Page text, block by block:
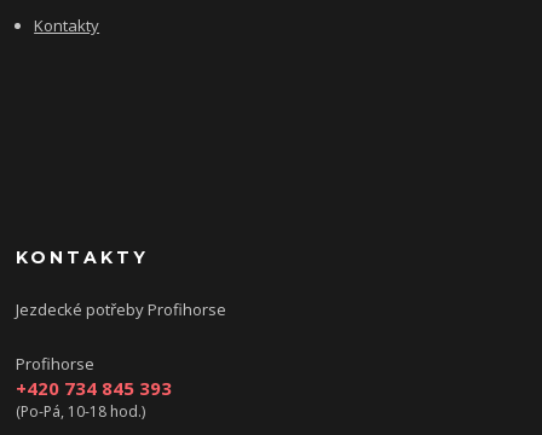
Kontakty
KONTAKTY
Jezdecké potřeby Profihorse
Profihorse
+420 734 845 393
(Po-Pá, 10-18 hod.)